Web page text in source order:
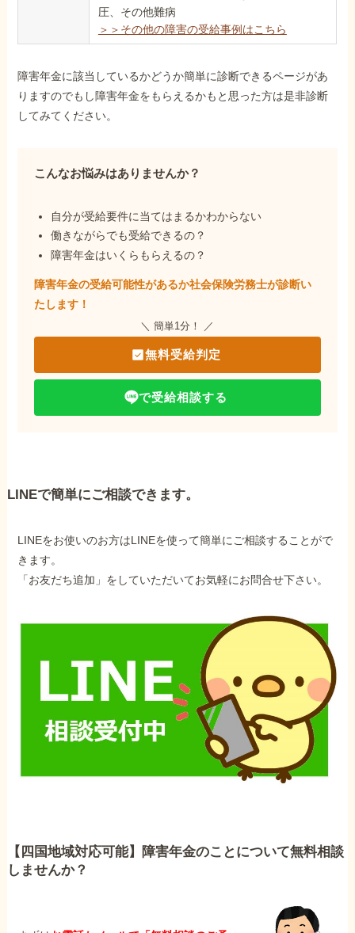
圧、その他難病
＞＞その他の障害の受給事例はこちら
障害年金に該当しているかどうか簡単に診断できるページがあ
りますのでもし障害年金をもらえるかもと思った方は是非診断
してみてください。
こんなお悩みはありませんか？
自分が受給要件に当てはまるかわからない
働きながらでも受給できるの？
障害年金はいくらもらえるの？
障害年金の受給可能性があるか社会保険労務士が診断い
たします！
＼ 簡単1分！ ／
無料受給判定
で受給相談する
LINEで簡単にご相談できます。
LINEをお使いのお方はLINEを使って簡単にご相談することがで
きます。
「お友だち追加」をしていただいてお気軽にお問合せ下さい。
【四国地域対応可能】障害年金のことについて無料相談
しませんか？